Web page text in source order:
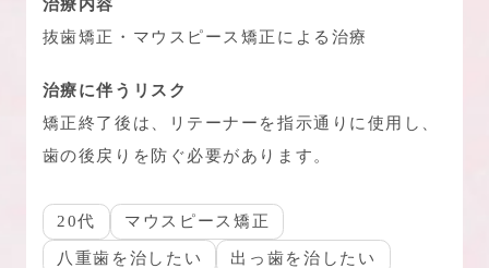
抜歯矯正・マウスピース矯正による治療
治療に伴うリスク
矯正終了後は、リテーナーを指示通りに使用し、
歯の後戻りを防ぐ必要があります。
20代
マウスピース矯正
八重歯を治したい
出っ歯を治したい